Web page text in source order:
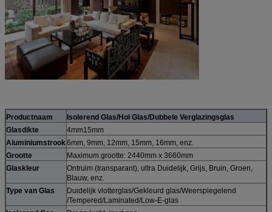
Productnaam
Isolerend Glas/Hol Glas/Dubbele Verglazingsglas
Glasdikte
4mm15mm
Aluminiumstrook6mm, 9mm, 12mm, 15mm, 16mm, enz.
Grootte
Maximum grootte: 2440mm x 3660mm
Glaskleur
Ontruim (transparant), ultra Duidelijk, Grijs, Bruin, Groen,
Blauw, enz.
Type van Glas
Duidelijk vlotterglas/Gekleurd glas/Weerspiegelend
/Tempered/Laminated/Low-E-glas